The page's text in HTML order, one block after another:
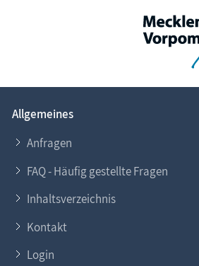
Allgemeines
Anfragen
FAQ - Häufig gestellte Fragen
Inhaltsverzeichnis
Kontakt
Login